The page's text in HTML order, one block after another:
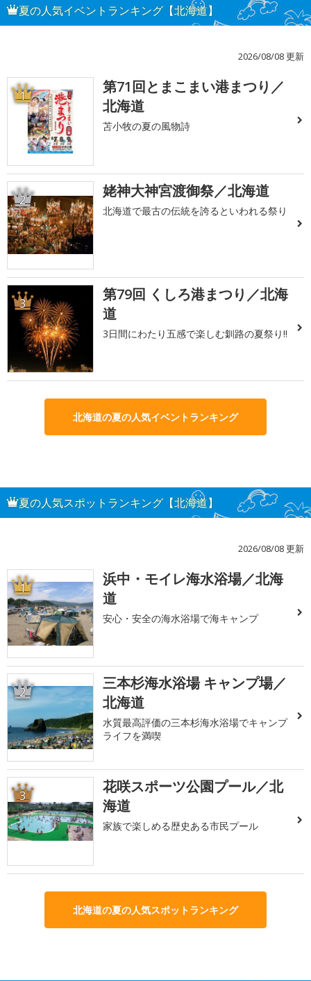
夏の人気イベントランキング【北海道】
2026/08/08 更新
1
第71回とまこまい港まつり／
北海道
苫小牧の夏の風物詩
2 姥神大神宮渡御祭／北海道
北海道で最古の伝統を誇るといわれる祭り
3
第79回 くしろ港まつり／北海
道
3日間にわたり五感で楽しむ釧路の夏祭り!!
北海道の夏の人気イベントランキング
夏の人気スポットランキング【北海道】
2026/08/08 更新
1
浜中・モイレ海水浴場／北海
道
安心・安全の海水浴場で海キャンプ
2
三本杉海水浴場 キャンプ場／
北海道
水質最高評価の三本杉海水浴場でキャンプ
ライフを満喫
3
花咲スポーツ公園プール／北
海道
家族で楽しめる歴史ある市民プール
北海道の夏の人気スポットランキング